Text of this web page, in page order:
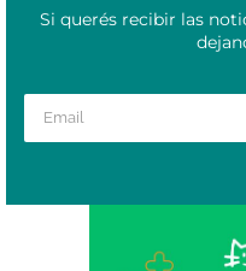
Si querés recibir las